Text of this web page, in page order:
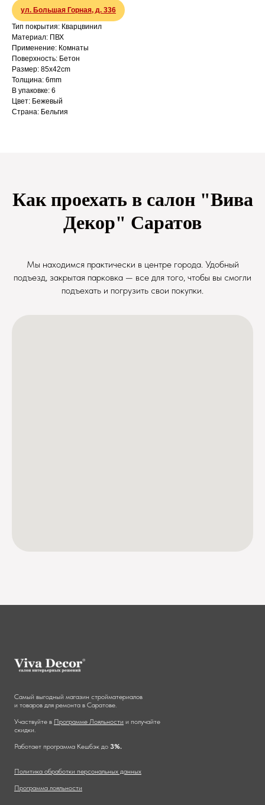
ул. Большая Горная, д. 336
Тип покрытия: Кварцвинил
Материал: ПВХ
Применение: Комнаты
Поверхность: Бетон
Размер: 85x42cm
Толщина: 6mm
В упаковке: 6
Цвет: Бежевый
Страна: Бельгия
Как проехать в салон "Вива
Декор" Саратов
Мы находимся практически в центре города. Удобный
подъезд, закрытая парковка — все для того, чтобы вы смогли
подъехать и погрузить свои покупки.
Самый выгодный магазин стройматериалов
и товаров для ремонта в Саратове.
Участвуйте в Программе Лояльности и получайте
скидки.
Работает программа Кешбэк до 3%.
Политика обработки персональных данных
Программа лояльности